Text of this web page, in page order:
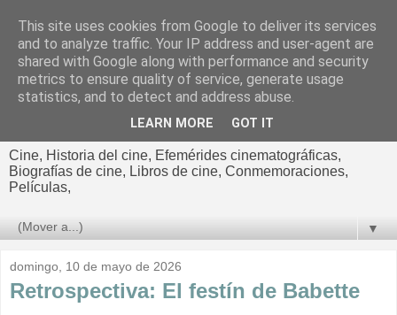
El cultural
cinematográfico de Jorge
Cine, Historia del cine, Efemérides cinematográficas,
Biografías de cine, Libros de cine, Conmemoraciones,
Películas,
▼
domingo, 10 de mayo de 2026
Retrospectiva: El festín de Babette
This site uses cookies from Google to deliver its services
and to analyze traffic. Your IP address and user-agent are
shared with Google along with performance and security
metrics to ensure quality of service, generate usage
statistics, and to detect and address abuse.
LEARN MORE GOT IT